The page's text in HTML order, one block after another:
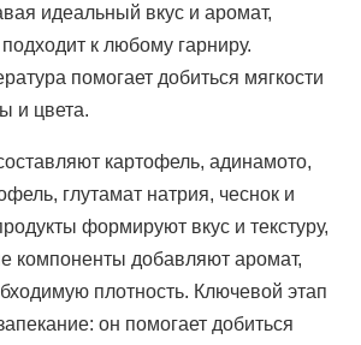
идеальный вкус и аромат,
к любому гарниру.
помогает добиться мягкости
и цвета.
картофель, адинамото,
глутамат натрия, чеснок и
формируют вкус и текстуру,
компоненты добавляют аромат,
плотность. Ключевой этап
он помогает добиться